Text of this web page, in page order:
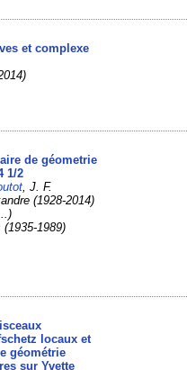
et complexe
de géometrie
1/2
, J. F.
(1928-2014)
1989)
locaux et
géométrie
sur Yvette